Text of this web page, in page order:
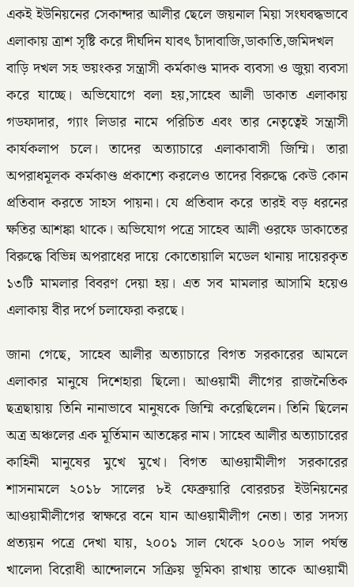
একই ইউনিয়নের সেকান্দার আলীর ছেলে জয়নাল মিয়া সংঘবদ্ধভাবে
এলাকায় ত্রাশ সৃষ্টি করে দীর্ঘদিন যাবৎ চাঁদাবাজি,ডাকাতি,জমিদখল
বাড়ি দখল সহ ভয়ংকর সন্ত্রাসী কর্মকাণ্ড মাদক ব্যবসা ও জুয়া ব্যবসা
করে যাচ্ছে। অভিযোগে বলা হয়,সাহেব আলী ডাকাত এলাকায়
গডফাদার, গ্যাং লিডার নামে পরিচিত এবং তার নেতৃত্বেই সন্ত্রাসী
কার্যকলাপ চলে। তাদের অত্যাচারে এলাকাবাসী জিম্মি। তারা
অপরাধমূলক কর্মকাণ্ড প্রকাশ্যে করলেও তাদের বিরুদ্ধে কেউ কোন
প্রতিবাদ করতে সাহস পায়না। যে প্রতিবাদ করে তারই বড় ধরনের
ক্ষতির আশঙ্কা থাকে। অভিযোগ পত্রে সাহেব আলী ওরফে ডাকাতের
বিরুদ্ধে বিভিন্ন অপরাধের দায়ে কোতোয়ালি মডেল থানায় দায়েরকৃত
১৩টি মামলার বিবরণ দেয়া হয়। এত সব মামলার আসামি হয়েও
এলাকায় বীর দর্পে চলাফেরা করছে।
জানা গেছে, সাহেব আলীর অত্যাচারে বিগত সরকারের আমলে
এলাকার মানুষে দিশেহারা ছিলো। আওয়ামী লীগের রাজনৈতিক
ছত্রছায়ায় তিনি নানাভাবে মানুষকে জিম্মি করেছিলেন। তিনি ছিলেন
অত্র অঞ্চলের এক মূর্তিমান আতঙ্কের নাম। সাহেব আলীর অত্যাচারের
কাহিনী মানুষের মুখে মুখে। বিগত আওয়ামীলীগ সরকারের
শাসনামলে ২০১৮ সালের ৮ই ফেব্রুয়ারি বোররচর ইউনিয়নের
আওয়ামীলীগের স্বাক্ষরে বনে যান আওয়ামীলীগ নেতা। তার সদস্য
প্রত্যয়ন পত্রে দেখা যায়, ২০০১ সাল থেকে ২০০৬ সাল পর্যন্ত
খালেদা বিরোধী আন্দোলনে সক্রিয় ভূমিকা রাখায় তাকে আওয়ামী